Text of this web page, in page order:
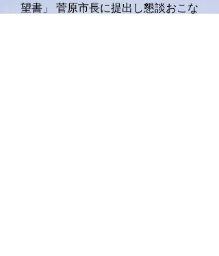
望書」 菅原市長に提出し懇談おこな